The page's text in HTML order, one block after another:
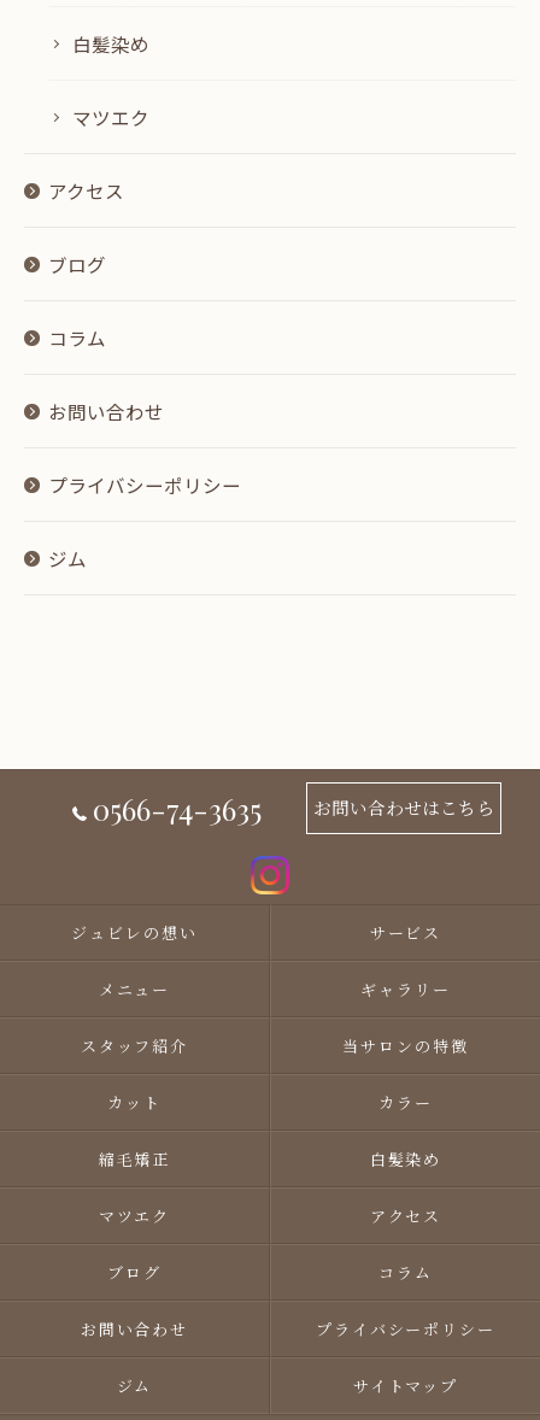
白髪染め
マツエク
アクセス
ブログ
コラム
お問い合わせ
プライバシーポリシー
ジム
0566-74-3635 お問い合わせはこちら
ジュビレの想い サービス
メニュー ギャラリー
スタッフ紹介 当サロンの特徴
カット カラー
縮毛矯正 白髪染め
マツエク アクセス
ブログ コラム
お問い合わせ プライバシーポリシー
ジム サイトマップ